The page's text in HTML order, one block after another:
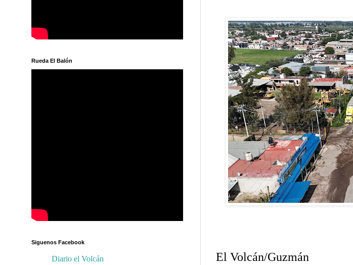
El Volcán/Guzmán
Rueda El Balón
Siguenos Facebook
Diario el Volcán